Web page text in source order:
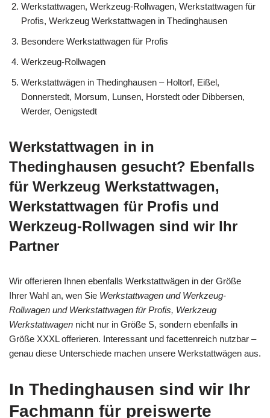
Werkstattwagen, Werkzeug-Rollwagen, Werkstattwagen für
Profis, Werkzeug Werkstattwagen in Thedinghausen
Besondere Werkstattwagen für Profis
Werkzeug-Rollwagen
Werkstattwägen in Thedinghausen – Holtorf, Eißel,
Donnerstedt, Morsum, Lunsen, Horstedt oder Dibbersen,
Werder, Oenigstedt
Werkstattwagen in in
Thedinghausen gesucht? Ebenfalls
für Werkzeug Werkstattwagen,
Werkstattwagen für Profis und
Werkzeug-Rollwagen sind wir Ihr
Partner
Wir offerieren Ihnen ebenfalls Werkstattwägen in der Größe
Ihrer Wahl an, wen Sie Werkstattwagen und Werkzeug-
Rollwagen und Werkstattwagen für Profis, Werkzeug
Werkstattwagen nicht nur in Größe S, sondern ebenfalls in
Größe XXXL offerieren. Interessant und facettenreich nutzbar –
genau diese Unterschiede machen unsere Werkstattwägen aus.
In Thedinghausen sind wir Ihr
Fachmann für preiswerte